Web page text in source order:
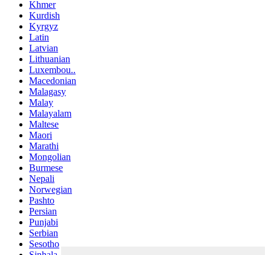
Khmer
Kurdish
Kyrgyz
Latin
Latvian
Lithuanian
Luxembou..
Macedonian
Malagasy
Malay
Malayalam
Maltese
Maori
Marathi
Mongolian
Burmese
Nepali
Norwegian
Pashto
Persian
Punjabi
Serbian
Sesotho